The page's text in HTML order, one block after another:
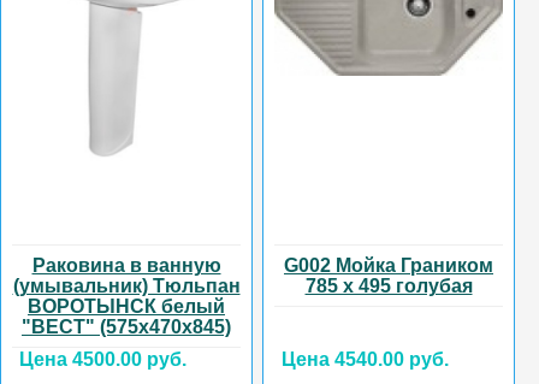
Раковина в ванную
(умывальник) Тюльпан
ВОРОТЫНСК белый
"ВЕСТ" (575х470х845)
Цена 4500.00 руб.
G002 Мойка Граником
785 х 495 голубая
Цена 4540.00 руб.